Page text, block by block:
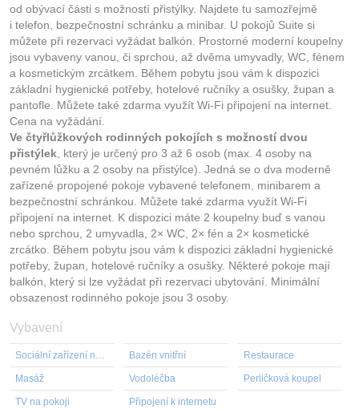
od obývací části s možností přistýlky. Najdete tu samozřejmě
i telefon, bezpečnostní schránku a minibar. U pokojů Suite si
můžete při rezervaci vyžádat balkón. Prostorné moderní koupelny
jsou vybaveny vanou, či sprchou, až dvěma umyvadly, WC, fénem
a kosmetickým zrcátkem. Během pobytu jsou vám k dispozici
základní hygienické potřeby, hotelové ručníky a osušky, župan a
pantofle. Můžete také zdarma využít Wi-Fi připojení na internet.
Cena na vyžádání.
Ve čtyřlůžkových rodinných pokojích s možností dvou
přistýlek, který je určený pro 3 až 6 osob (max. 4 osoby na
pevném lůžku a 2 osoby na přistýlce). Jedná se o dva moderně
zařízené propojené pokoje vybavené telefonem, minibarem a
bezpečnostní schránkou. Můžete také zdarma využít Wi-Fi
připojení na internet. K dispozici máte 2 koupelny buď s vanou
nebo sprchou, 2 umyvadla, 2× WC, 2× fén a 2× kosmetické
zrcátko. Během pobytu jsou vám k dispozici základní hygienické
potřeby, župan, hotelové ručníky a osušky. Některé pokoje mají
balkón, který si lze vyžádat při rezervaci ubytování. Minimální
obsazenost rodinného pokoje jsou 3 osoby.
Vybavení
Sociální zařízení na pokoji Bazén vnitřní Restaurace
Masáž Vodoléčba Perličková koupel
TV na pokoji Připojení k internetu